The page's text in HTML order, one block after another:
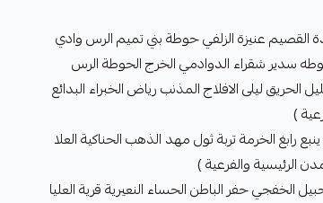
القصيم عنيزة الزلفي حوطة بني تميم الرس وادي
سدير شقراء الدوادمي الخرج الحوطة الرس
ليلى الافلاج المذنب رياض الخبراء البدائع
)
رابغ الخرمة تربة ثول مهد الذهب الحناكية العلا
الرئيسية والفرعية )
الخفجي حفر الباطن الحساء النعيرية قرية العليا